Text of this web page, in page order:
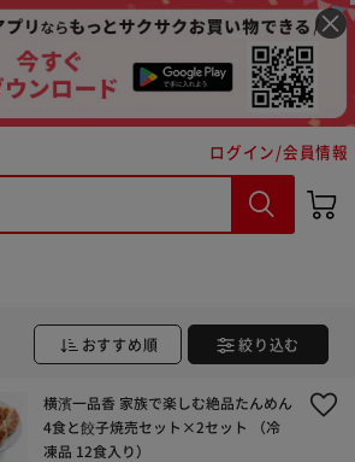
ログイン/会員情報
おすすめ順 絞り込む
横濱一品香 家族で楽しむ絶品たんめん
4食と餃子焼売セット×2セット （冷
凍品 12食入り）